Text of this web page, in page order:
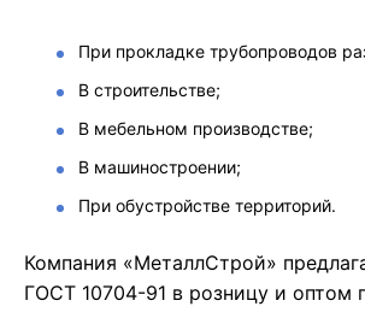
При прокладке трубопроводов
В строительстве;
В мебельном производстве;
В машиностроении;
При обустройстве территорий.
Компания «МеталлСтрой»
ГОСТ 10704-91 в розницу и оптом